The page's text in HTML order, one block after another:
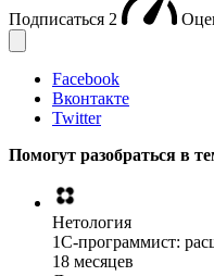
Подписаться 2
Facebook
Вконтакте
Twitter
Помогут разобраться в
Нетология
1C-программист:
18 месяцев